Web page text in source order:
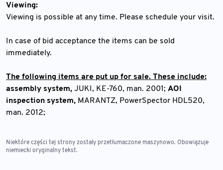
Viewing:
Viewing is possible at any time. Please schedule your visit.
In case of bid acceptance the items can be sold
immediately.
The following items are put up for sale. These include:
assembly system, JUKI, KE-760, man. 2001; AOI
inspection system, MARANTZ, PowerSpector HDL520,
man. 2012;
Niektóre części tej strony zostały przetłumaczone maszynowo. Obowiązuje
niemiecki oryginalny tekst.